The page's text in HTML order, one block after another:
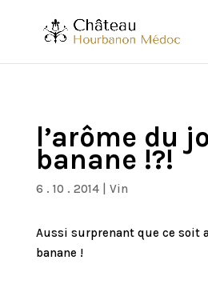
l’arôme du
banane !?!
6 . 10 . 2014| Vin
Aussi surprenant que ce soit
banane !